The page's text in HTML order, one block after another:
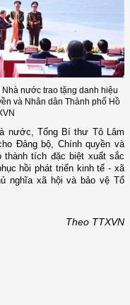
nước trao tặng danh hiệu
và Nhân dân Thành phố Hồ
nước, Tổng Bí thư Tô Lâm
Đảng bộ, Chính quyền và
thành tích đặc biệt xuất sắc
hồi phát triển kinh tế - xã
nghĩa xã hội và bảo vệ Tổ
Theo TTXVN